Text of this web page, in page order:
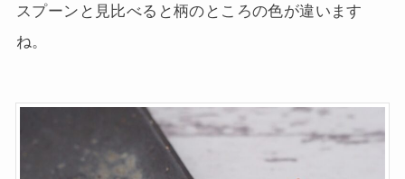
スプーンと見比べると柄のところの色が違います
ね。